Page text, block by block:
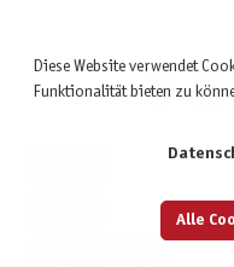
Diese Website verwendet
Funktionalität bieten zu
Alle